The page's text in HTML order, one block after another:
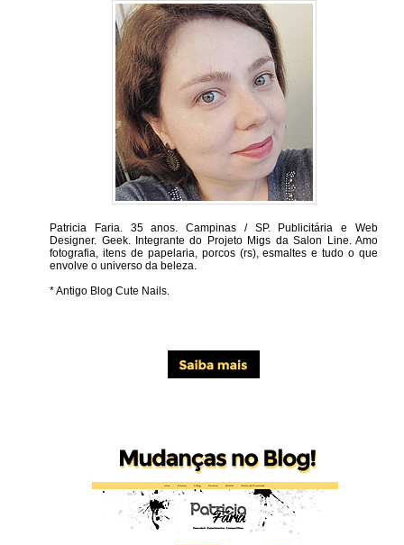
Patricia Faria. 35 anos. Campinas / SP. Publicitária e Web
Designer. Geek. Integrante do Projeto Migs da Salon Line. Amo
fotografia, itens de papelaria, porcos (rs), esmaltes e tudo o que
envolve o universo da beleza.
* Antigo Blog Cute Nails.